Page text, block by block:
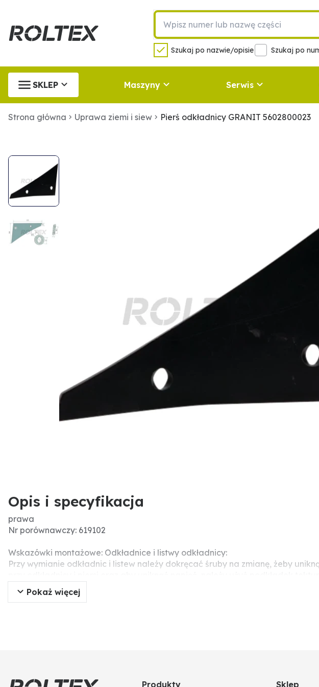
Szukaj po nazwie/opisie Szukaj po
SKLEP Maszyny Serwis
Strona główna Uprawa ziemi i siew Pierś odkładnicy GRANIT 5602800023
Opis i specyfikacja
prawa
Nr porównawczy: 619102
Wskazówki montażowe: Odkładnice i listwy odkładnicy:
Przy wymianie odkładnic i listew należy dokręcać śruby na zmianę, żeby
ponieważ może to prowadzić do uszkodzenia części robocze (pęknięcia
Pasujące śruby: 2 x 1801235HU10
Pokaż więcej
Produkty Sklep